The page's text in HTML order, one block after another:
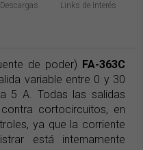
Descargas Links de Interés
de poder) FA-363C
variable entre 0 y 30
5 A. Todas las salidas
cortocircuitos, en
ya que la corriente
está internamente